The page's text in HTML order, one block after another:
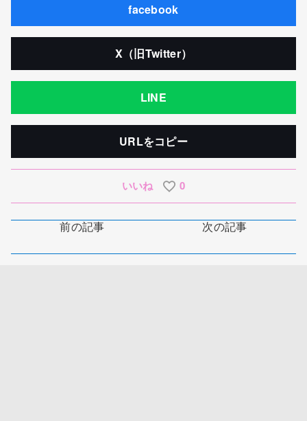
facebook
X（旧Twitter）
LINE
URLをコピー
いいね 0
前の記事 次の記事